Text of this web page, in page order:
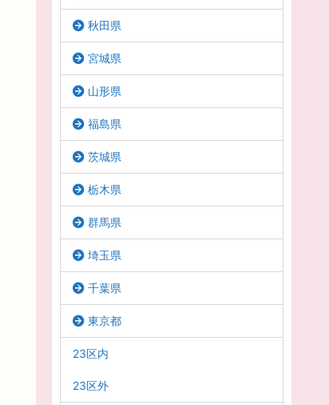
秋田県
宮城県
山形県
福島県
茨城県
栃木県
群馬県
埼玉県
千葉県
東京都
23区内
23区外